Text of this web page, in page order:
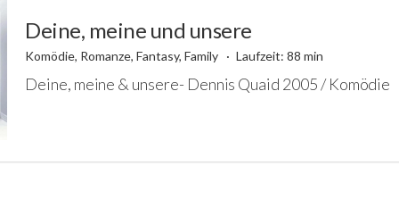
Deine, meine und unsere
Komödie, Romanze, Fantasy, Family Laufzeit: 88 min
Deine, meine & unsere- Dennis Quaid 2005 / Komödie